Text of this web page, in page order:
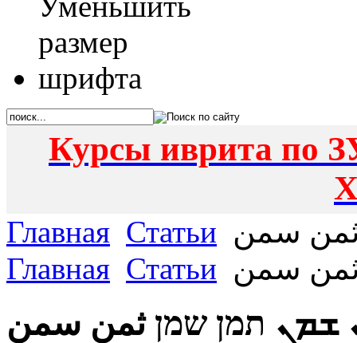
Курсы иврита по
Главная Статьи سمن
Главная Статьи سمن
ܫܡܢ תמן שמן ثمن سمن